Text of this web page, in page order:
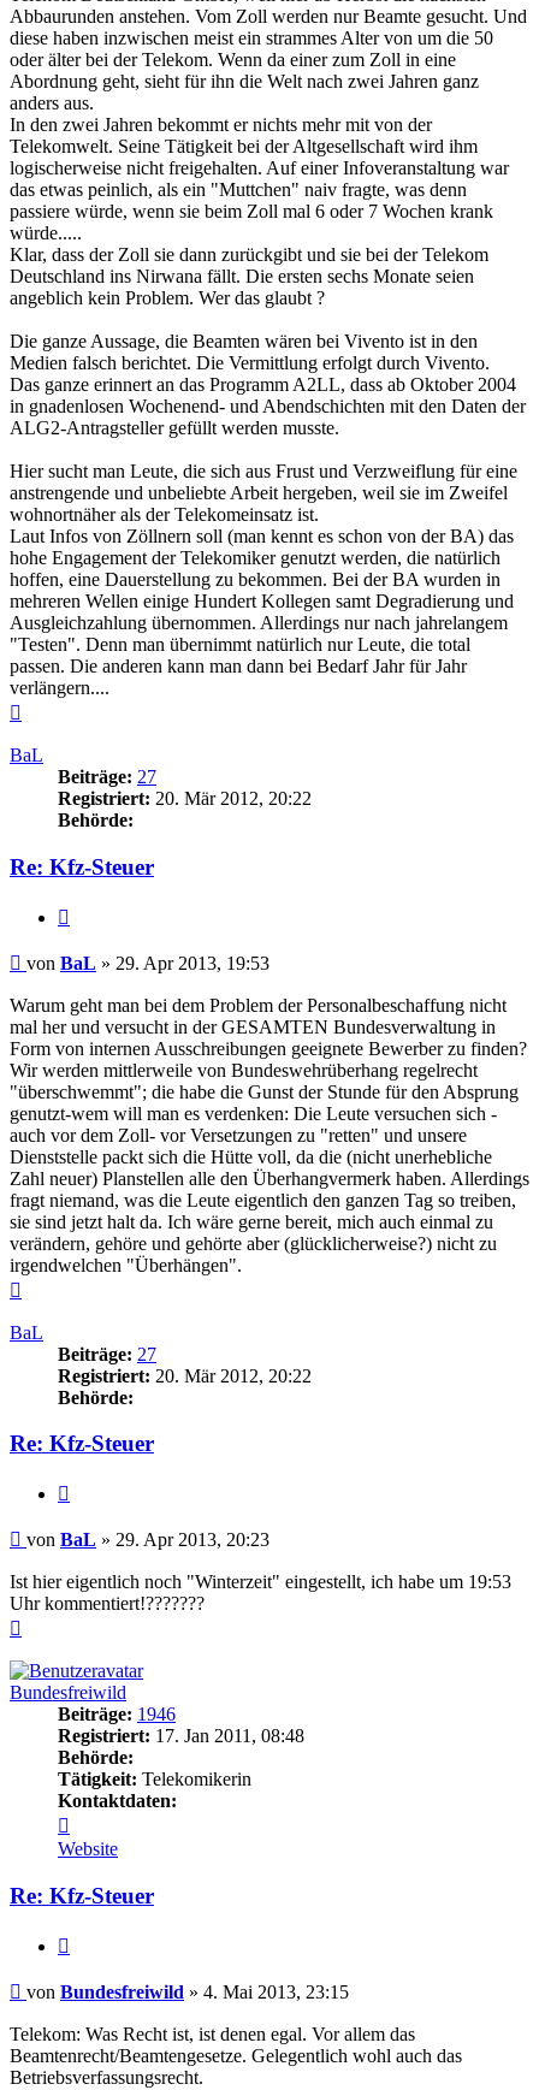
Abbaurunden anstehen. Vom Zoll werden nur Beamte gesucht. Und
diese haben inzwischen meist ein strammes Alter von um die 50
oder älter bei der Telekom. Wenn da einer zum Zoll in eine
Abordnung geht, sieht für ihn die Welt nach zwei Jahren ganz
anders aus.
In den zwei Jahren bekommt er nichts mehr mit von der
Telekomwelt. Seine Tätigkeit bei der Altgesellschaft wird ihm
logischerweise nicht freigehalten. Auf einer Infoveranstaltung war
das etwas peinlich, als ein "Muttchen" naiv fragte, was denn
passiere würde, wenn sie beim Zoll mal 6 oder 7 Wochen krank
würde.....
Klar, dass der Zoll sie dann zurückgibt und sie bei der Telekom
Deutschland ins Nirwana fällt. Die ersten sechs Monate seien
angeblich kein Problem. Wer das glaubt ?
Die ganze Aussage, die Beamten wären bei Vivento ist in den
Medien falsch berichtet. Die Vermittlung erfolgt durch Vivento.
Das ganze erinnert an das Programm A2LL, dass ab Oktober 2004
in gnadenlosen Wochenend- und Abendschichten mit den Daten der
ALG2-Antragsteller gefüllt werden musste.
Hier sucht man Leute, die sich aus Frust und Verzweiflung für eine
anstrengende und unbeliebte Arbeit hergeben, weil sie im Zweifel
wohnortnäher als der Telekomeinsatz ist.
Laut Infos von Zöllnern soll (man kennt es schon von der BA) das
hohe Engagement der Telekomiker genutzt werden, die natürlich
hoffen, eine Dauerstellung zu bekommen. Bei der BA wurden in
mehreren Wellen einige Hundert Kollegen samt Degradierung und
Ausgleichzahlung übernommen. Allerdings nur nach jahrelangem
"Testen". Denn man übernimmt natürlich nur Leute, die total
passen. Die anderen kann man dann bei Bedarf Jahr für Jahr
verlängern....
BaL
Beiträge: 27
Registriert: 20. Mär 2012, 20:22
Behörde:
Re: Kfz-Steuer
Beitrag
von BaL » 29. Apr 2013, 19:53
Warum geht man bei dem Problem der Personalbeschaffung nicht
mal her und versucht in der GESAMTEN Bundesverwaltung in
Form von internen Ausschreibungen geeignete Bewerber zu finden?
Wir werden mittlerweile von Bundeswehrüberhang regelrecht
"überschwemmt"; die habe die Gunst der Stunde für den Absprung
genutzt-wem will man es verdenken: Die Leute versuchen sich -
auch vor dem Zoll- vor Versetzungen zu "retten" und unsere
Dienststelle packt sich die Hütte voll, da die (nicht unerhebliche
Zahl neuer) Planstellen alle den Überhangvermerk haben. Allerdings
fragt niemand, was die Leute eigentlich den ganzen Tag so treiben,
sie sind jetzt halt da. Ich wäre gerne bereit, mich auch einmal zu
verändern, gehöre und gehörte aber (glücklicherweise?) nicht zu
irgendwelchen "Überhängen".
BaL
Beiträge: 27
Registriert: 20. Mär 2012, 20:22
Behörde:
Re: Kfz-Steuer
Beitrag
von BaL » 29. Apr 2013, 20:23
Ist hier eigentlich noch "Winterzeit" eingestellt, ich habe um 19:53
Uhr kommentiert!???????
Bundesfreiwild
Beiträge: 1946
Registriert: 17. Jan 2011, 08:48
Behörde:
Tätigkeit: Telekomikerin
Kontaktdaten:
von
Bundesfreiwild
Website
Re: Kfz-Steuer
Beitrag
von Bundesfreiwild » 4. Mai 2013, 23:15
Telekom: Was Recht ist, ist denen egal. Vor allem das
Beamtenrecht/Beamtengesetze. Gelegentlich wohl auch das
Betriebsverfassungsrecht.